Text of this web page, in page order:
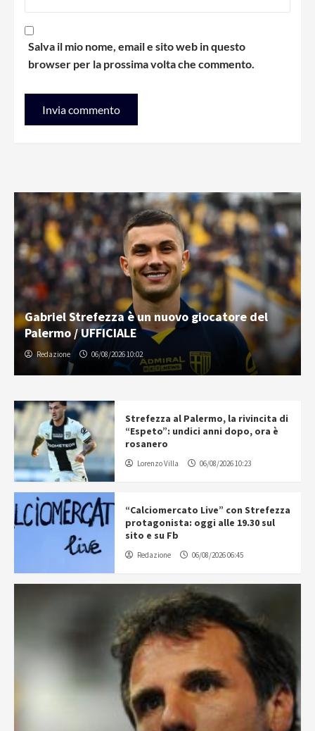
Salva il mio nome, email e sito web in questo
browser per la prossima volta che commento.
Gabriel Strefezza è un nuovo giocatore del
Palermo / UFFICIALE
Redazione 06/08/2026 10:02
Strefezza al Palermo, la rivincita di
“Espeto”: undici anni dopo, ora è
rosanero
Lorenzo Villa 06/08/2026 10:23
“Calciomercato Live” con Strefezza
protagonista: oggi alle 19.30 sul
sito e su Fb
Redazione 06/08/2026 06:45